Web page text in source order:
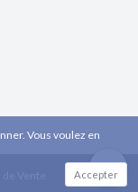
Vous voulez en
Accepter